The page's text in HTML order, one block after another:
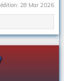
28 Mar 2026